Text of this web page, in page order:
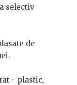
selectiv
de
- plastic,